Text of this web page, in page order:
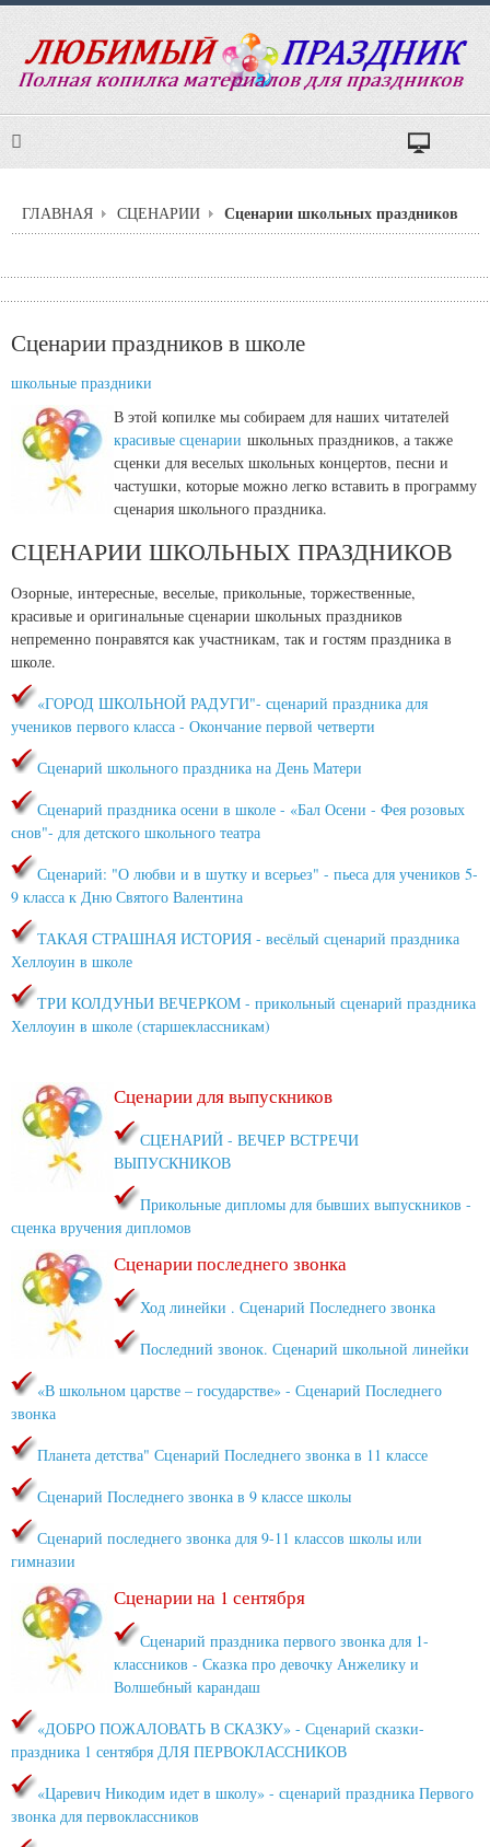
ГЛАВНАЯ СЦЕНАРИИ Сценарии школьных праздников
Сценарии праздников в школе
школьные праздники
В этой копилке мы собираем для наших читателей
красивые сценарии школьных праздников, а также
сценки для веселых школьных концертов, песни и
частушки, которые можно легко вставить в программу
сценария школьного праздника.
СЦЕНАРИИ ШКОЛЬНЫХ ПРАЗДНИКОВ
Озорные, интересные, веселые, прикольные, торжественные,
красивые и оригинальные сценарии школьных праздников
непременно понравятся как участникам, так и гостям праздника в
школе.
«ГОРОД ШКОЛЬНОЙ РАДУГИ"- сценарий праздника для
учеников первого класса - Окончание первой четверти
Сценарий школьного праздника на День Матери
Сценарий праздника осени в школе - «Бал Осени - Фея розовых
снов"- для детского школьного театра
Сценарий: "О любви и в шутку и всерьез" - пьеса для учеников 5-
9 класса к Дню Святого Валентина
ТАКАЯ СТРАШНАЯ ИСТОРИЯ - весёлый сценарий праздника
Хеллоуин в школе
ТРИ КОЛДУНЬИ ВЕЧЕРКОМ - прикольный сценарий праздника
Хеллоуин в школе (старшеклассникам)
Сценарии для выпускников
СЦЕНАРИЙ - ВЕЧЕР ВСТРЕЧИ
ВЫПУСКНИКОВ
Прикольные дипломы для бывших выпускников -
сценка вручения дипломов
Сценарии последнего звонка
Ход линейки . Сценарий Последнего звонка
Последний звонок. Сценарий школьной линейки
«В школьном царстве – государстве» - Сценарий Последнего
звонка
Планета детства" Сценарий Последнего звонка в 11 классе
Сценарий Последнего звонка в 9 классе школы
Сценарий последнего звонка для 9-11 классов школы или
гимназии
Сценарии на 1 сентября
Сценарий праздника первого звонка для 1-
классников - Сказка про девочку Анжелику и
Волшебный карандаш
«ДОБРО ПОЖАЛОВАТЬ В СКАЗКУ» - Сценарий сказки-
праздника 1 сентября ДЛЯ ПЕРВОКЛАССНИКОВ
«Царевич Никодим идет в школу» - сценарий праздника Первого
звонка для первоклассников